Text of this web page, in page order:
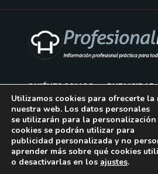
QUIÉNES SOMOS PUBLICIDAD
AVISO LEGAL
POLÍTICA DE COOKIES
POLÍTICA DE PRIVACIDAD
Utilizamos cookies para ofrecerte la
nuestra web. Los datos personales
se utilizarán para la
cookies se podrán utilizar para
publicidad personalizada y no
aprender más sobre qué cookies
o desactivarlas en los ajustes.